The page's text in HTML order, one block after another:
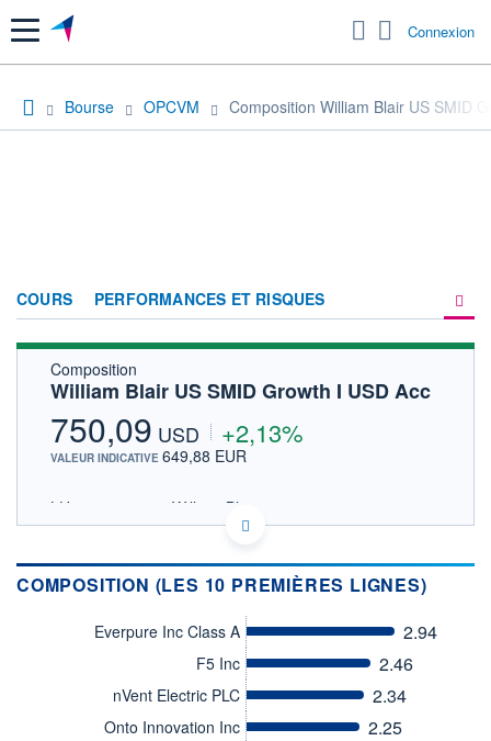
Menu Connexion
Bourse OPCVM Composition William Blair US SMID
COURS PERFORMANCES ET RISQUES
FORUM
Composition
William Blair US SMID Growth I USD Acc
750,09 USD +2,13%
VALEUR INDICATIVE 649,88 EUR
LU0181864389 - William Blair
OPCVM DERNIER COURS CONNU AU 04/08/2026
02/12 02/04
700
COMPOSITION (LES 10 PREMIÈRES LIGNES)
Everpure Inc Class A 2.94
F5 Inc 2.46
nVent Electric PLC 2.34
Onto Innovation Inc 2.25